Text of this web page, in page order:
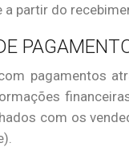
a partir do
pagamentos
com os